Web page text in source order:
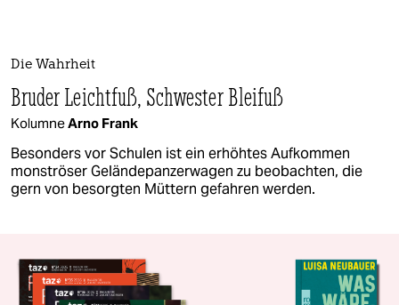
Die Wahrheit
Bruder Leichtfuß, Schwester Bleifuß
KolumneArno Frank
Besonders vor Schulen ist ein erhöhtes Aufkommen
monströser Geländepanzerwagen zu beobachten, die
gern von besorgten Müttern gefahren werden.